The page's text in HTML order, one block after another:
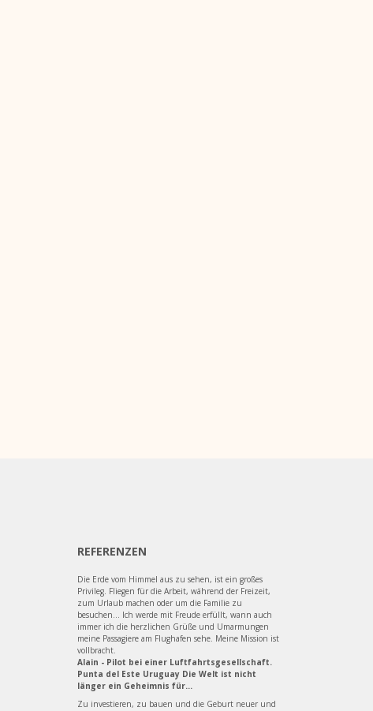
REFERENZEN
Die Erde vom Himmel aus zu sehen, ist ein großes
Privileg. Fliegen für die Arbeit, während der Freizeit,
zum Urlaub machen oder um die Familie zu
besuchen... Ich werde mit Freude erfüllt, wann auch
immer ich die herzlichen Grüße und Umarmungen
meine Passagiere am Flughafen sehe. Meine Mission ist
vollbracht.
Alain - Pilot bei einer Luftfahrtsgesellschaft.
Punta del Este Uruguay Die Welt ist nicht
länger ein Geheimnis für...
Zu investieren, zu bauen und die Geburt neuer und